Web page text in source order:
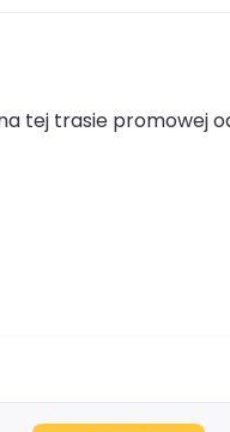
tej trasie promowej